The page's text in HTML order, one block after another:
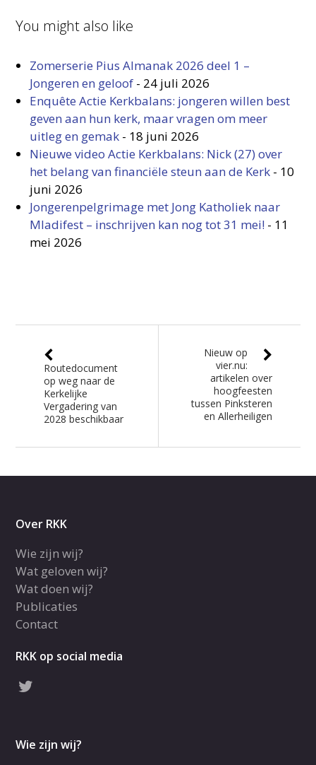
You might also like
Zomerserie Pius Almanak 2026 deel 1 –
Jongeren en geloof - 24 juli 2026
Enquête Actie Kerkbalans: jongeren willen best
geven aan hun kerk, maar vragen om meer
uitleg en gemak - 18 juni 2026
Nieuwe video Actie Kerkbalans: Nick (27) over
het belang van financiële steun aan de Kerk - 10
juni 2026
Jongerenpelgrimage met Jong Katholiek naar
Mladifest – inschrijven kan nog tot 31 mei! - 11
mei 2026
Routedocument
op weg naar de
Kerkelijke
Vergadering van
2028 beschikbaar
Nieuw op
vier.nu:
artikelen over
hoogfeesten
tussen Pinksteren
en Allerheiligen
Over RKK
Wie zijn wij?
Wat geloven wij?
Wat doen wij?
Publicaties
Contact
RKK op social media
Wie zijn wij?